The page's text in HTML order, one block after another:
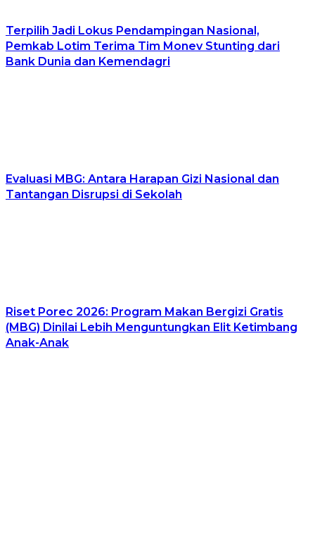
Terpilih Jadi Lokus Pendampingan Nasional,
Pemkab Lotim Terima Tim Monev Stunting dari
Bank Dunia dan Kemendagri
Evaluasi MBG: Antara Harapan Gizi Nasional dan
Tantangan Disrupsi di Sekolah
Riset Porec 2026: Program Makan Bergizi Gratis
(MBG) Dinilai Lebih Menguntungkan Elit Ketimbang
Anak-Anak